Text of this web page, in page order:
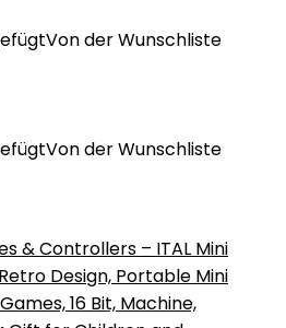
Von der Wunschliste
Von der Wunschliste